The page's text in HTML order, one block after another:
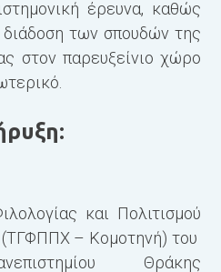
έρευνα, καθώς
διάδοση των σπουδών της
στον παρευξείνιο χώρο
και Πολιτισμού
– Κομοτηνή) του
Θράκης